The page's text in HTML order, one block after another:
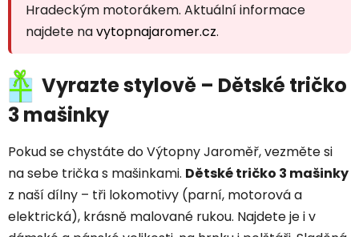
Hradeckým motorákem. Aktuální informace
najdete navytopnajaromer.cz.
Vyrazte stylově – Dětské tričko
3 mašinky
Pokud se chystáte do Výtopny Jaroměř, vezměte si
na sebe trička s mašinkami. Dětské tričko 3 mašinky
z naší dílny – tři lokomotivy (parní, motorová a
elektrická), krásně malované rukou. Najdete je i v